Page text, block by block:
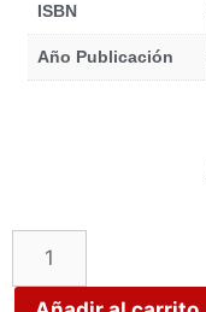
ISBN
Año Publicación